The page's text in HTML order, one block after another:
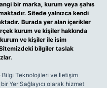
bir marka, kurum veya şahıs
Sitede yalnızca kendi
Burada yer alan içerikler
kurum ve kişiler hakkında
ve kişiler ile isim
bilgiler taslak
Bilgi Teknolojileri ve İletişim
Yer Sağlayıcı olarak hizmet